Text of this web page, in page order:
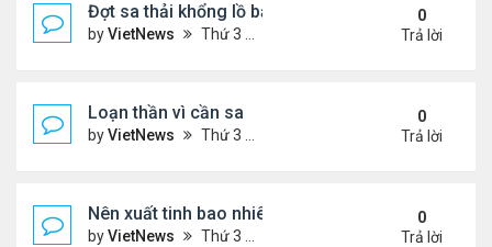
Đợt sa thải khổng lồ bắt đầu tại Amazon
byVietNews Thứ 3 Tháng 11 15, 2022 4:54 pm
0
Trả lời
Loạn thần vì cần sa
byVietNews Thứ 3 Tháng 10 25, 2022 4:45 pm
0
Trả lời
Nên xuất tinh bao nhiêu lần một tuần?
byVietNews Thứ 3 Tháng 10 25, 2022 4:24 pm
0
Trả lời